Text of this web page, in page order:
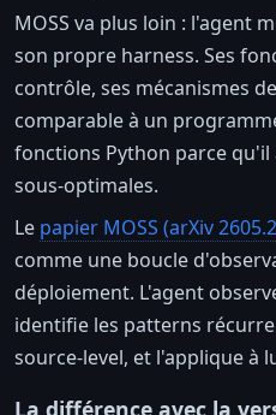
MOSS va plus loin : l'agent
son propre harness. Ses
contrôle, ses mécanismes
comparable à un
fonctions Python parce
sous-optimales.
Le papier MOSS (arXiv
comme une boucle
déploiement. L'agent
identifie les patterns
source-level, et l'applique à
La différence avec la